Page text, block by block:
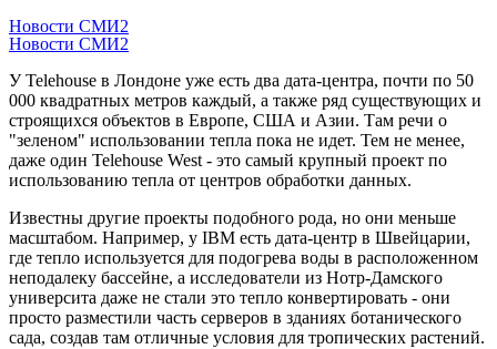
Новости СМИ2
Новости СМИ2
У Telehouse в Лондоне уже есть два дата-центра, почти по 50
000 квадратных метров каждый, а также ряд существующих и
строящихся объектов в Европе, США и Азии. Там речи о
"зеленом" использовании тепла пока не идет. Тем не менее,
даже один Telehouse West - это самый крупный проект по
использованию тепла от центров обработки данных.
Известны другие проекты подобного рода, но они меньше
масштабом. Например, у IBM есть дата-центр в Швейцарии,
где тепло используется для подогрева воды в расположенном
неподалеку бассейне, а исследователи из Нотр-Дамского
университа даже не стали это тепло конвертировать - они
просто разместили часть серверов в зданиях ботанического
сада, создав там отличные условия для тропических растений.